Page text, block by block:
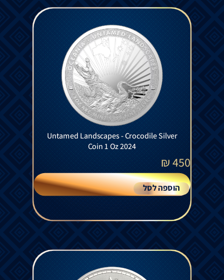
Untamed Landscapes - Crocodile Silver
Coin 1 Oz 2024
450
₪
הוספה לסל